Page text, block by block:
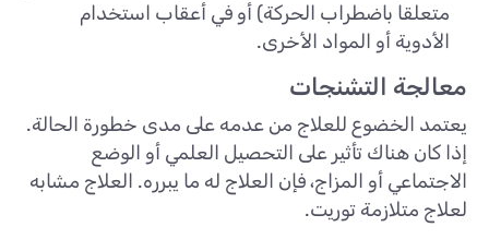
متعلقا باضطراب الحركة) أو في أعقاب استخدام
الأدوية أو المواد الأخرى.
معالجة التشنجات
يعتمد الخضوع للعلاج من عدمه على مدى خطورة الحالة.
إذا كان هناك تأثير على التحصيل العلمي أو الوضع
الاجتماعي أو المزاج، فإن العلاج له ما يبرره. العلاج مشابه
لعلاج متلازمة توريت.